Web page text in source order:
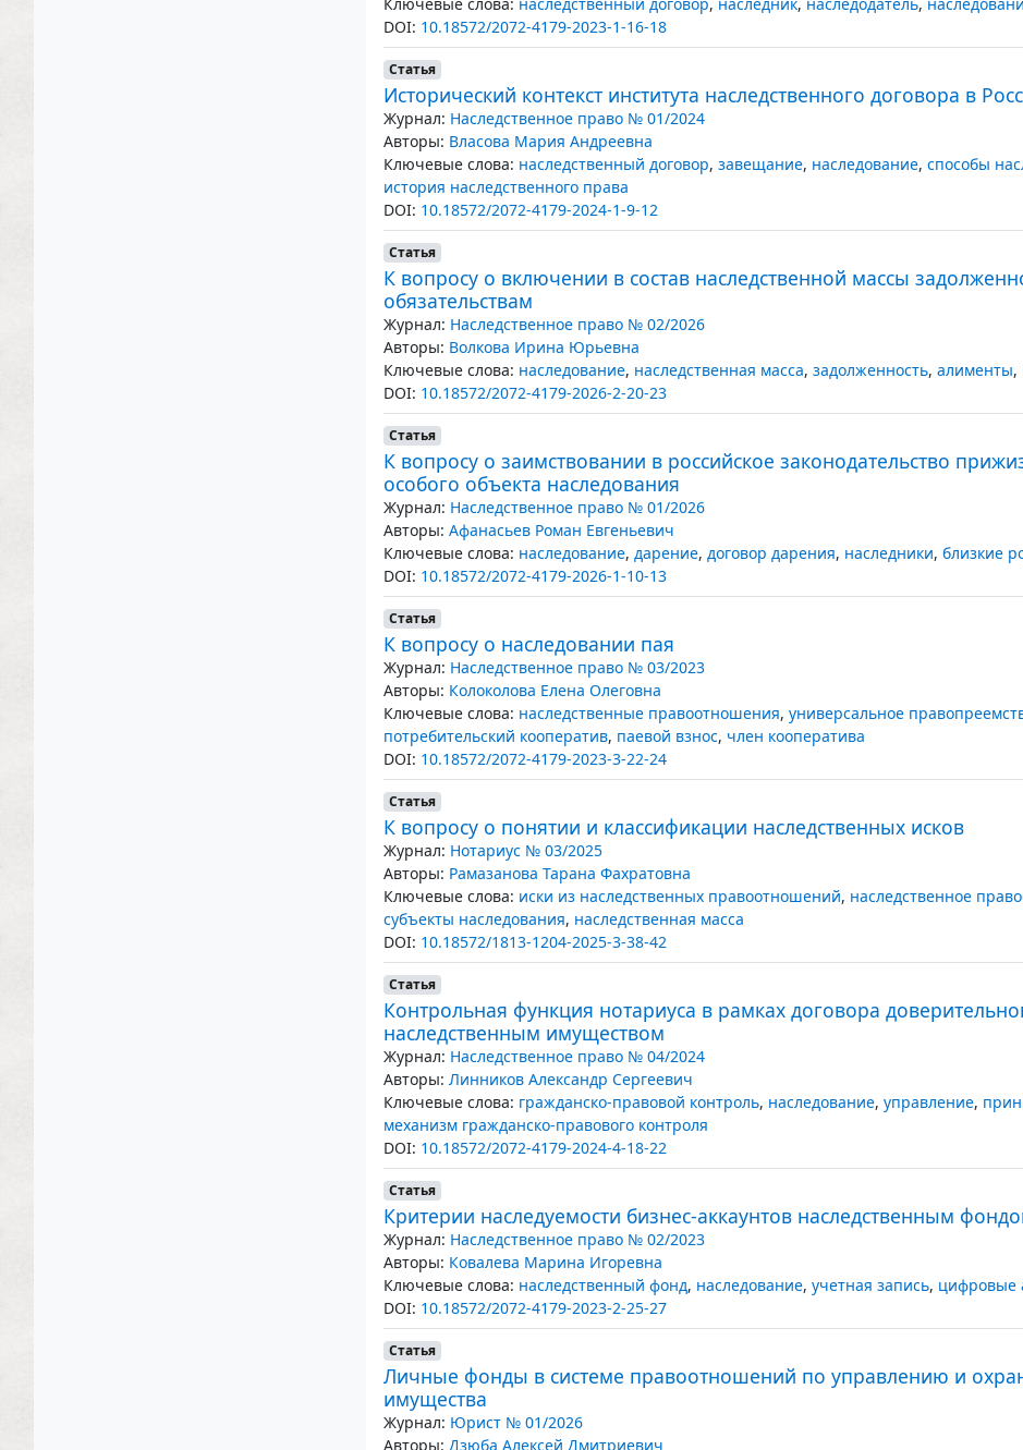
DOI: 10.18572/2072-4179-2023-1-16-18
Статья
Исторический контекст института наследственного договора в
Журнал: Наследственное право № 01/2024
Авторы: Власова Мария Андреевна
Ключевые слова: наследственный договор, завещание, наследование, способы
история наследственного права
DOI: 10.18572/2072-4179-2024-1-9-12
Статья
К вопросу о включении в состав наследственной массы
обязательствам
Журнал: Наследственное право № 02/2026
Авторы: Волкова Ирина Юрьевна
Ключевые слова: наследование, наследственная масса, задолженность, алименты,
DOI: 10.18572/2072-4179-2026-2-20-23
Статья
К вопросу о заимствовании в российское законодательство
особого объекта наследования
Журнал: Наследственное право № 01/2026
Авторы: Афанасьев Роман Евгеньевич
Ключевые слова: наследование, дарение, договор дарения, наследники, близкие
DOI: 10.18572/2072-4179-2026-1-10-13
Статья
К вопросу о наследовании пая
Журнал: Наследственное право № 03/2023
Авторы: Колоколова Елена Олеговна
Ключевые слова: наследственные правоотношения, универсальное
потребительский кооператив, паевой взнос, член кооператива
DOI: 10.18572/2072-4179-2023-3-22-24
Статья
К вопросу о понятии и классификации наследственных исков
Журнал: Нотариус № 03/2025
Авторы: Рамазанова Тарана Фахратовна
Ключевые слова: иски из наследственных правоотношений, наследственное
субъекты наследования, наследственная масса
DOI: 10.18572/1813-1204-2025-3-38-42
Статья
Контрольная функция нотариуса в рамках договора
наследственным имуществом
Журнал: Наследственное право № 04/2024
Авторы: Линников Александр Сергеевич
Ключевые слова: гражданско-правовой контроль, наследование, управление,
механизм гражданско-правового контроля
DOI: 10.18572/2072-4179-2024-4-18-22
Статья
Критерии наследуемости бизнес-аккаунтов наследственным
Журнал: Наследственное право № 02/2023
Авторы: Ковалева Марина Игоревна
Ключевые слова: наследственный фонд, наследование, учетная запись, цифровые
DOI: 10.18572/2072-4179-2023-2-25-27
Статья
Личные фонды в системе правоотношений по управлению и
имущества
Журнал: Юрист № 01/2026
Авторы: Дзюба Алексей Дмитриевич